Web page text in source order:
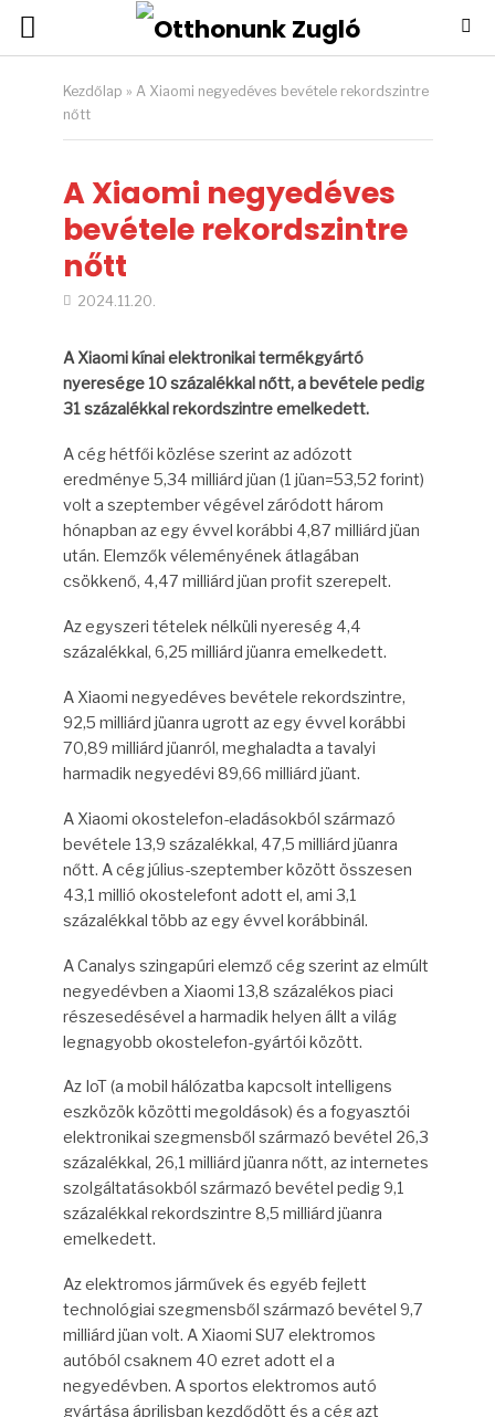
Kezdőlap » A Xiaomi negyedéves bevétele rekordszintre
nőtt
A Xiaomi negyedéves
bevétele rekordszintre
nőtt
2024.11.20.
A Xiaomi kínai elektronikai termékgyártó
nyeresége 10 százalékkal nőtt, a bevétele pedig
31 százalékkal rekordszintre emelkedett.
A cég hétfői közlése szerint az adózott
eredménye 5,34 milliárd jüan (1 jüan=53,52 forint)
volt a szeptember végével záródott három
hónapban az egy évvel korábbi 4,87 milliárd jüan
után. Elemzők véleményének átlagában
csökkenő, 4,47 milliárd jüan profit szerepelt.
Az egyszeri tételek nélküli nyereség 4,4
százalékkal, 6,25 milliárd jüanra emelkedett.
A Xiaomi negyedéves bevétele rekordszintre,
92,5 milliárd jüanra ugrott az egy évvel korábbi
70,89 milliárd jüanról, meghaladta a tavalyi
harmadik negyedévi 89,66 milliárd jüant.
A Xiaomi okostelefon-eladásokból származó
bevétele 13,9 százalékkal, 47,5 milliárd jüanra
nőtt. A cég július-szeptember között összesen
43,1 millió okostelefont adott el, ami 3,1
százalékkal több az egy évvel korábbinál.
A Canalys szingapúri elemző cég szerint az elmúlt
negyedévben a Xiaomi 13,8 százalékos piaci
részesedésével a harmadik helyen állt a világ
legnagyobb okostelefon-gyártói között.
Az IoT (a mobil hálózatba kapcsolt intelligens
eszközök közötti megoldások) és a fogyasztói
elektronikai szegmensből származó bevétel 26,3
százalékkal, 26,1 milliárd jüanra nőtt, az internetes
szolgáltatásokból származó bevétel pedig 9,1
százalékkal rekordszintre 8,5 milliárd jüanra
emelkedett.
Az elektromos járművek és egyéb fejlett
technológiai szegmensből származó bevétel 9,7
milliárd jüan volt. A Xiaomi SU7 elektromos
autóból csaknem 40 ezret adott el a
negyedévben. A sportos elektromos autó
gyártása áprilisban kezdődött és a cég azt